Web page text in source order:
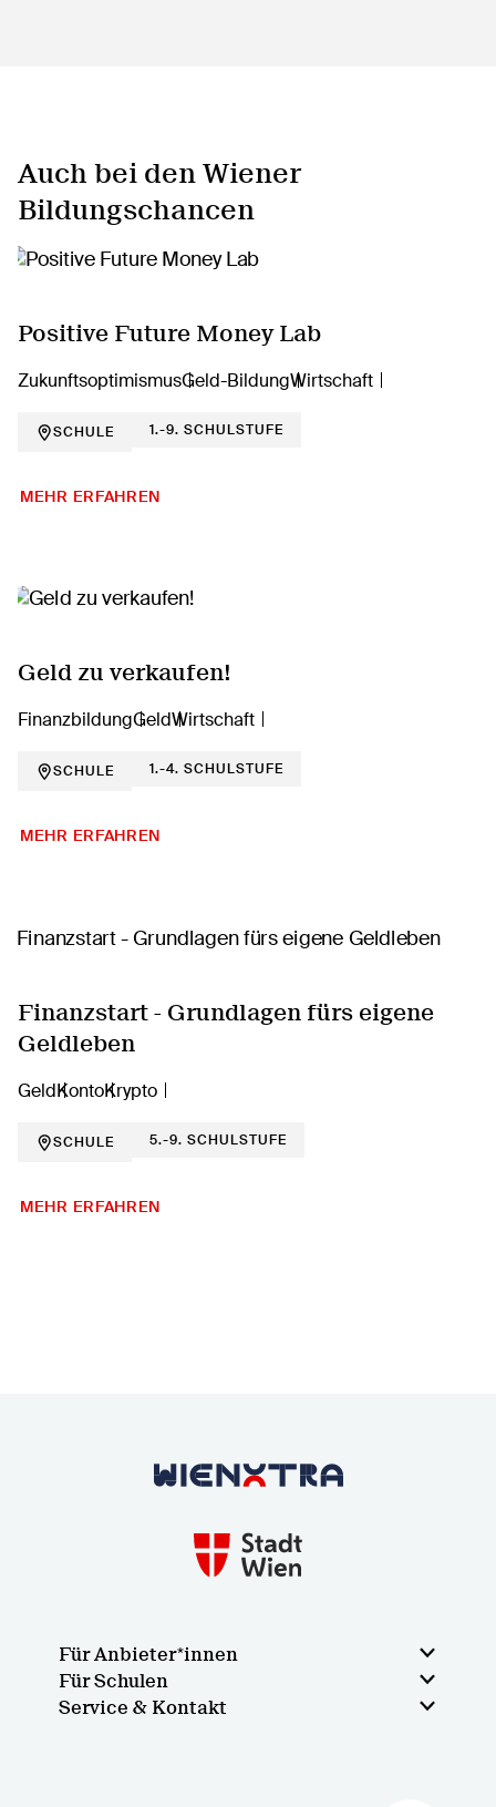
Auch bei den Wiener
Bildungschancen
Positive Future Money Lab
ZukunftsoptimismusGeld-BildungWirtschaft
SCHULE 1.-9. SCHULSTUFE
MEHR ERFAHREN
Geld zu verkaufen!
FinanzbildungGeldWirtschaft
SCHULE 1.-4. SCHULSTUFE
MEHR ERFAHREN
Finanzstart - Grundlagen fürs eigene
Geldleben
GeldKontoKrypto
SCHULE 5.-9. SCHULSTUFE
MEHR ERFAHREN
Zurück zur Startseite
Für Anbieter*innen
Für Schulen
Service & Kontakt